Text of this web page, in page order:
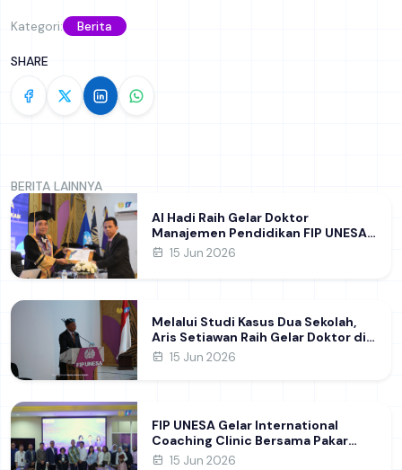
Kategori: Berita
SHARE
BERITA LAINNYA
Al Hadi Raih Gelar Doktor
Manajemen Pendidikan FIP UNESA
melalui Riset Pembentukan
15 Jun 2026
Melalui Studi Kasus Dua Sekolah,
Aris Setiawan Raih Gelar Doktor di
FIP UNESA Usai Kupas Manajemen
15 Jun 2026
FIP UNESA Gelar International
Coaching Clinic Bersama Pakar
Khon Kaen University Thailand,
15 Jun 2026